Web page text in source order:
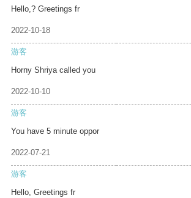
Hello,? Greetings fr
2022-10-18
游客
Horny Shriya called you
2022-10-10
游客
You have 5 minute oppor
2022-07-21
游客
Hello, Greetings fr